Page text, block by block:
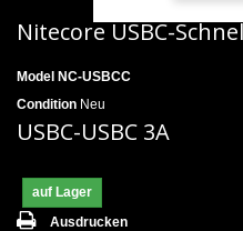
Nitecore USBC-
Model NC-USBCC
Condition Neu
USBC-USBC 3A
auf Lager
Ausdrucken